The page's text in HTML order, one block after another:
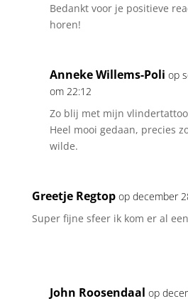
Bedankt voor je positieve
horen!
Anneke Willems-Poli op
om 22:12
Zo blij met mijn
Heel mooi gedaan, precies
wilde.
Greetje Regtop op december
Super fijne sfeer ik kom er al
John Roosendaal op